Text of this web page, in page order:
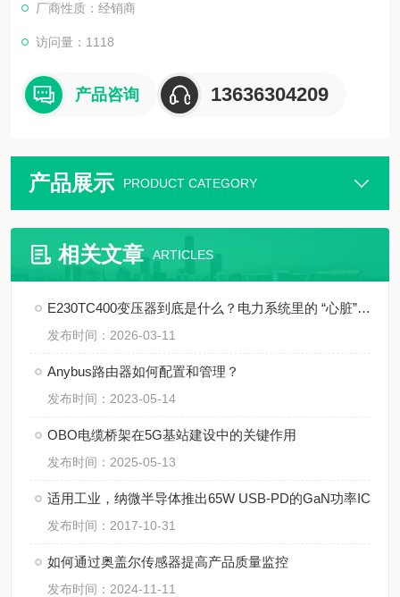
厂商性质：经销商
访问量：1118
产品咨询 13636304209
产品展示 PRODUCT CATEGORY
相关文章 ARTICLES
E230TC400变压器到底是什么？电力系统里的 “心脏” 角色
发布时间：2026-03-11
Anybus路由器如何配置和管理？
发布时间：2023-05-14
OBO电缆桥架在5G基站建设中的关键作用
发布时间：2025-05-13
适用工业，纳微半导体推出65W USB-PD的GaN功率IC
发布时间：2017-10-31
如何通过奥盖尔传感器提高产品质量监控
发布时间：2024-11-11